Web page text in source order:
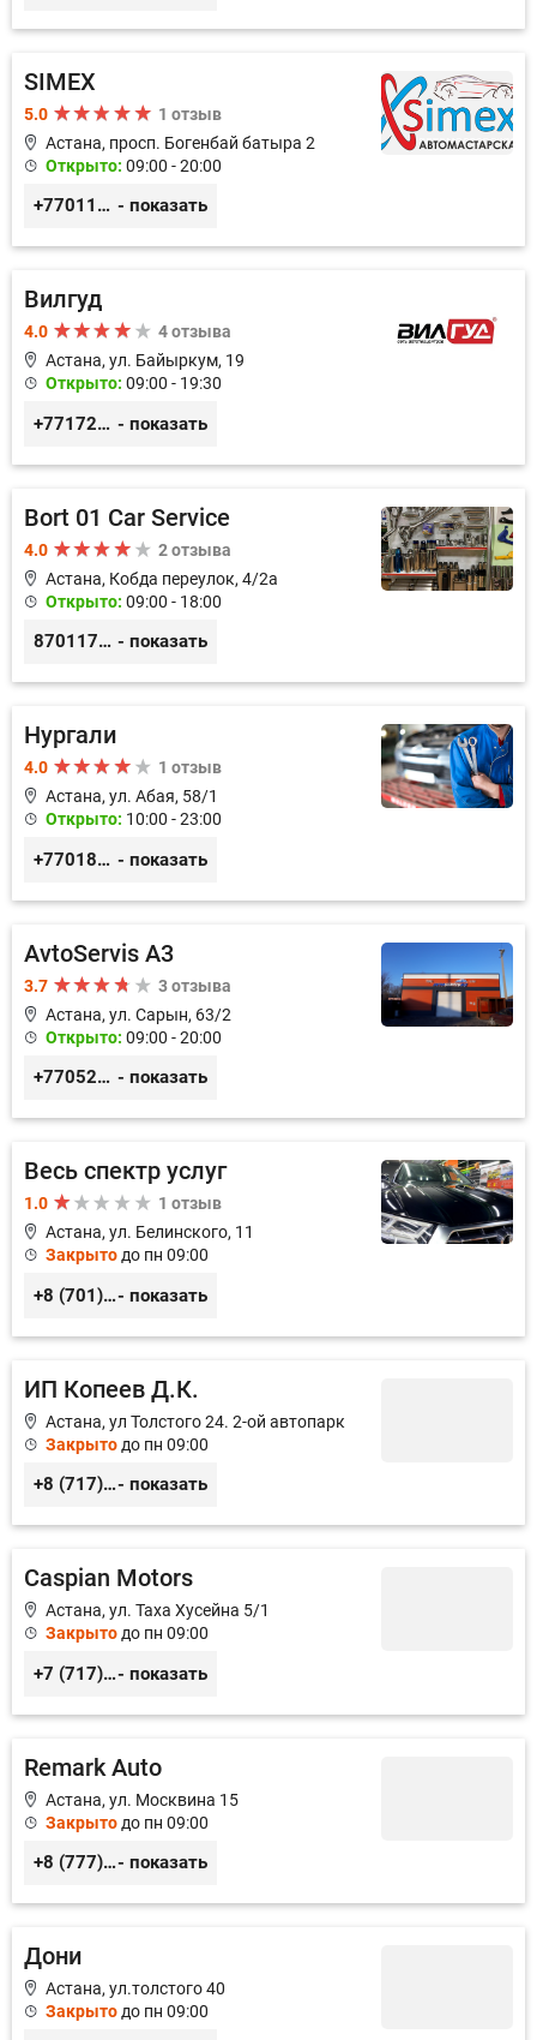
SIMEX
5.0
1 отзыв
Астана, просп. Богенбай батыра 2
Открыто: 09:00 - 20:00
+77011248780 - показать
Вилгуд
4.0
4 отзыва
Астана, ул. Байыркум, 19
Открыто: 09:00 - 19:30
+77172978380 - показать
Bort 01 Car Service
4.0
2 отзыва
Астана, Кобда переулок, 4/2а
Открыто: 09:00 - 18:00
87011754444 - показать
Нургали
4.0
1 отзыв
Астана, ул. Абая, 58/1
Открыто: 10:00 - 23:00
+77018150536 - показать
AvtoServis A3
3.7
3 отзыва
Астана, ул. Сарын, 63/2
Открыто: 09:00 - 20:00
+77052327760 - показать
Весь спектр услуг
1.0
1 отзыв
Астана, ул. Белинского, 11
Закрыто до пн 09:00
+8 (701) 952-60-57- показать
ИП Копеев Д.К.
Астана, ул Толстого 24. 2-ой автопарк
Закрыто до пн 09:00
+8 (717) 220-59-10- показать
Caspian Motors
Астана, ул. Таха Хусейна 5/1
Закрытодо пн 09:00
+7 (717) 20-42-04, +7 (717) 20-42-05- показать
Remark Auto
Астана, ул. Москвина 15
Закрыто до пн 09:00
+8 (777) 014-22-24- показать
Дони
Астана, ул.толстого 40
Закрытодо пн 09:00